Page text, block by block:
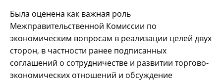
Была оценена как важная роль
Межправительственной Комиссии по
экономическим вопросам в реализации целей двух
сторон, в частности ранее подписанных
соглашений о сотрудничестве и развитии торгово-
экономических отношений и обсуждение